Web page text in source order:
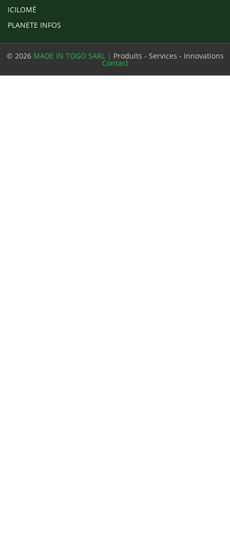
ICILOMÉ
PLANETE INFOS
© 2026 MADE IN TOGO SARL | Produits - Services - Innovations
Contact